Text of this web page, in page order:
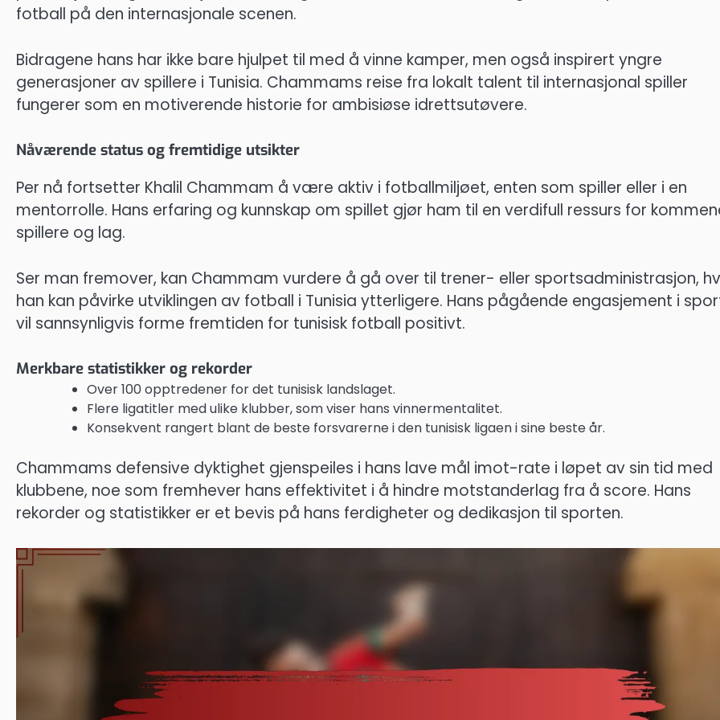
fotball på den internasjonale scenen.
Bidragene hans har ikke bare hjulpet til med å vinne kamper, men også inspirert yngre
generasjoner av spillere i Tunisia. Chammams reise fra lokalt talent til internasjonal spiller
fungerer som en motiverende historie for ambisiøse idrettsutøvere.
Nåværende status og fremtidige utsikter
Per nå fortsetter Khalil Chammam å være aktiv i fotballmiljøet, enten som spiller eller i en
mentorrolle. Hans erfaring og kunnskap om spillet gjør ham til en verdifull ressurs for
spillere og lag.
Ser man fremover, kan Chammam vurdere å gå over til trener- eller sportsadministrasjon,
han kan påvirke utviklingen av fotball i Tunisia ytterligere. Hans pågående engasjement i
vil sannsynligvis forme fremtiden for tunisisk fotball positivt.
Merkbare statistikker og rekorder
Over 100 opptredener for det tunisisk landslaget.
Flere ligatitler med ulike klubber, som viser hans vinnermentalitet.
Konsekvent rangert blant de beste forsvarerne i den tunisisk ligaen i sine beste år.
Chammams defensive dyktighet gjenspeiles i hans lave mål imot-rate i løpet av sin tid med
klubbene, noe som fremhever hans effektivitet i å hindre motstanderlag fra å score. Hans
rekorder og statistikker er et bevis på hans ferdigheter og dedikasjon til sporten.